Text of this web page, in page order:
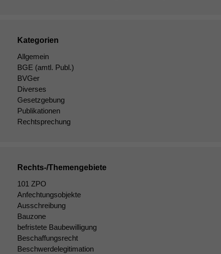
Kategorien
Allgemein
BGE (amtl. Publ.)
BVGer
Diverses
Gesetzgebung
Publikationen
Rechtsprechung
Rechts-/Themengebiete
101 ZPO
Anfechtungsobjekte
Ausschreibung
Bauzone
befristete Baubewilligung
Beschaffungsrecht
Beschwerdelegitimation